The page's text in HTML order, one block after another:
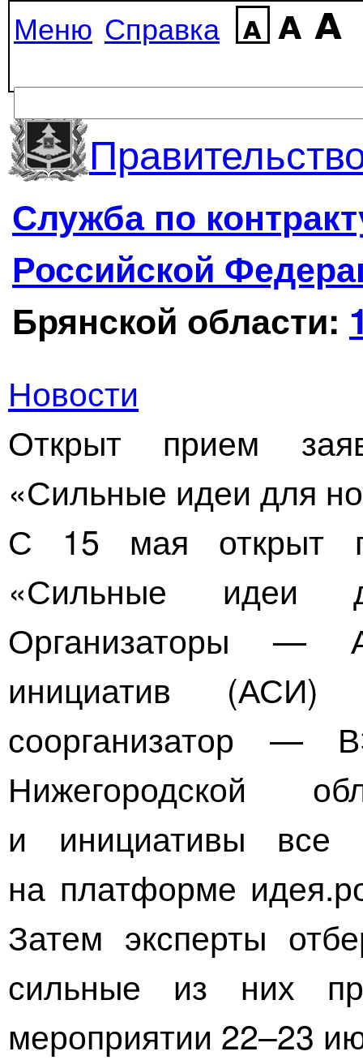
Меню Справка
Служба по
Российской
Брянской области:
Новости
Открыт прием
«Сильные идеи для
С 15 мая открыт
«Сильные идеи
Организаторы —
инициатив (АСИ)
соорганизатор —
Нижегородской
и инициативы все
на платформе
Затем эксперты
сильные из них
мероприятии 22–23